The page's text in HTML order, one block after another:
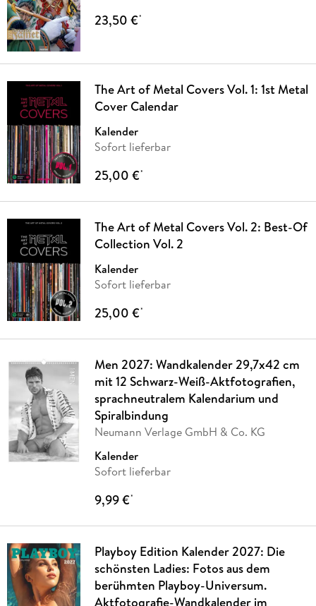
23,50 €*
The Art of Metal Covers Vol. 1: 1st Metal
Cover Calendar
Kalender
Sofort lieferbar
25,00 €*
The Art of Metal Covers Vol. 2: Best-Of
Collection Vol. 2
Kalender
Sofort lieferbar
25,00 €*
Men 2027: Wandkalender 29,7x42 cm
mit 12 Schwarz-Weiß-Aktfotografien,
sprachneutralem Kalendarium und
Spiralbindung
Neumann Verlage GmbH & Co. KG
Kalender
Sofort lieferbar
9,99 €*
Playboy Edition Kalender 2027: Die
schönsten Ladies: Fotos aus dem
berühmten Playboy-Universum.
Aktfotografie-Wandkalender im